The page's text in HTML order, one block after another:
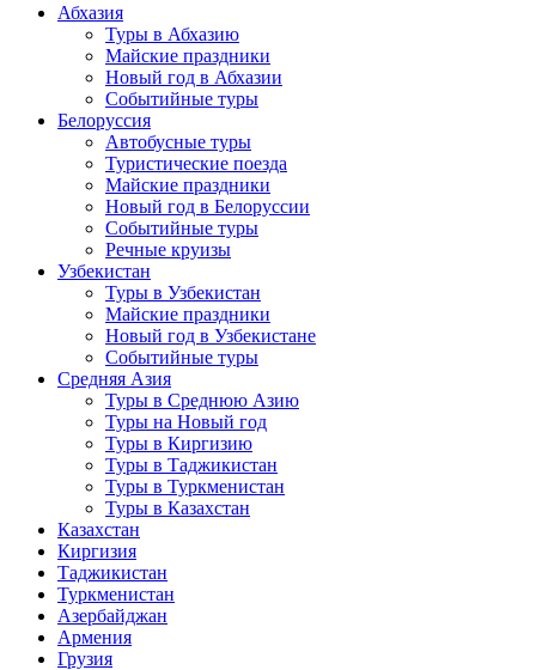
Абхазия
Туры в Абхазию
Майские праздники
Новый год в Абхазии
Событийные туры
Белоруссия
Автобусные туры
Туристические поезда
Майские праздники
Новый год в Белоруссии
Событийные туры
Речные круизы
Узбекистан
Туры в Узбекистан
Майские праздники
Новый год в Узбекистане
Событийные туры
Средняя Азия
Туры в Среднюю Азию
Туры на Новый год
Туры в Киргизию
Туры в Таджикистан
Туры в Туркменистан
Туры в Казахстан
Казахстан
Киргизия
Таджикистан
Туркменистан
Азербайджан
Армения
Грузия